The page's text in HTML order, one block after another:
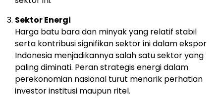
SektorEnergi
Harga batu baradan minyakyang relatif stabil
serta kontribusisignifikansektorinidalamekspor
Indonesia menjadikannyasalahsatusektoryang
palingdiminati. Peranstrategisenergidalam
perekonomian nasional turut menarik perhatian
investorinstitusi maupun ritel.